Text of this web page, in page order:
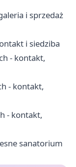
i sprzedaż
i siedziba
- kontakt,
- kontakt,
- kontakt,
sanatorium